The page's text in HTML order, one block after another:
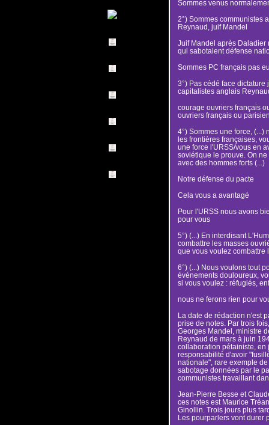
Sommes venus
2°) Sommes communistes
Reynaud, juif Mandel
Juif Mandel après Daladier
qui sabotaient défense
Sommes PC français pas
3°) Pas cédé face
capitalistes anglais
courage ouvriers français
ouvriers français ou
4°) Sommes une force,
les frontières françaises,
une force l'URSS/vous en
soviétique le prouve. On
avec des hommes forts (...)
Notre défense du pacte
Cela vous a avantagé
Pour l'URSS nous avons
pour vous
5°) (...) En interdisant
combattre les masses
que vous voulez combattre
6°) (...) Nous voulons tout
événements douloureux,
si vous voulez : réfugiés,
nous ne ferons rien pour
La date de rédaction n'est
prise de notes. Par trois
Georges Mandel, ministre
Reynaud de mars à juin
collaboration pétainiste, en
responsabilité d'avoir
nationale", rare exemple
sabotage données par le
communistes travaillant
Jean-Pierre Besse et
ces notes est Maurice
Ginollin. Trois jours plus
Les pourparlers vont durer